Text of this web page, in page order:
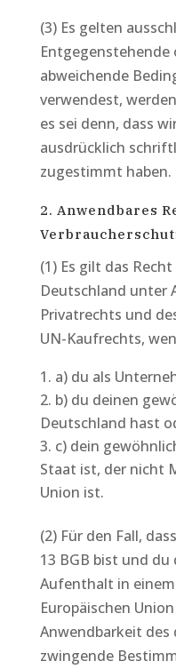
(3) Es gelten
Entgegenstehende
abweichende
verwendest,
es sei denn, dass
ausdrücklich
zugestimmt haben.
2. Anwendbares
(1) Es gilt das
Deutschland unter
Privatrechts und
UN-Kaufrechts,
a) du als
b) du deinen
Deutschland hast
c) dein
Staat ist, der nicht
Union ist.
(2) Für den Fall,
13 BGB bist und
Aufenthalt in
Europäischen
Anwendbarkeit des
zwingende